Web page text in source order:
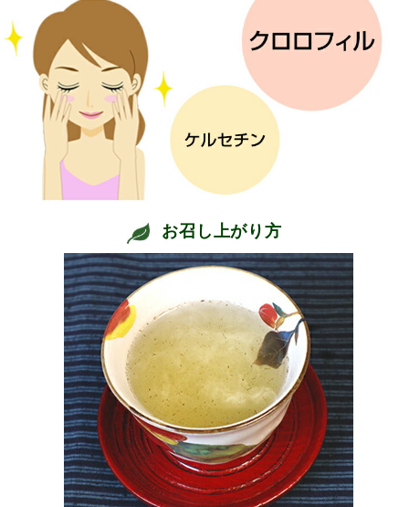
お召し上がり方